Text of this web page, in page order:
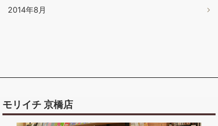
2014年8月
モリイチ 京橋店